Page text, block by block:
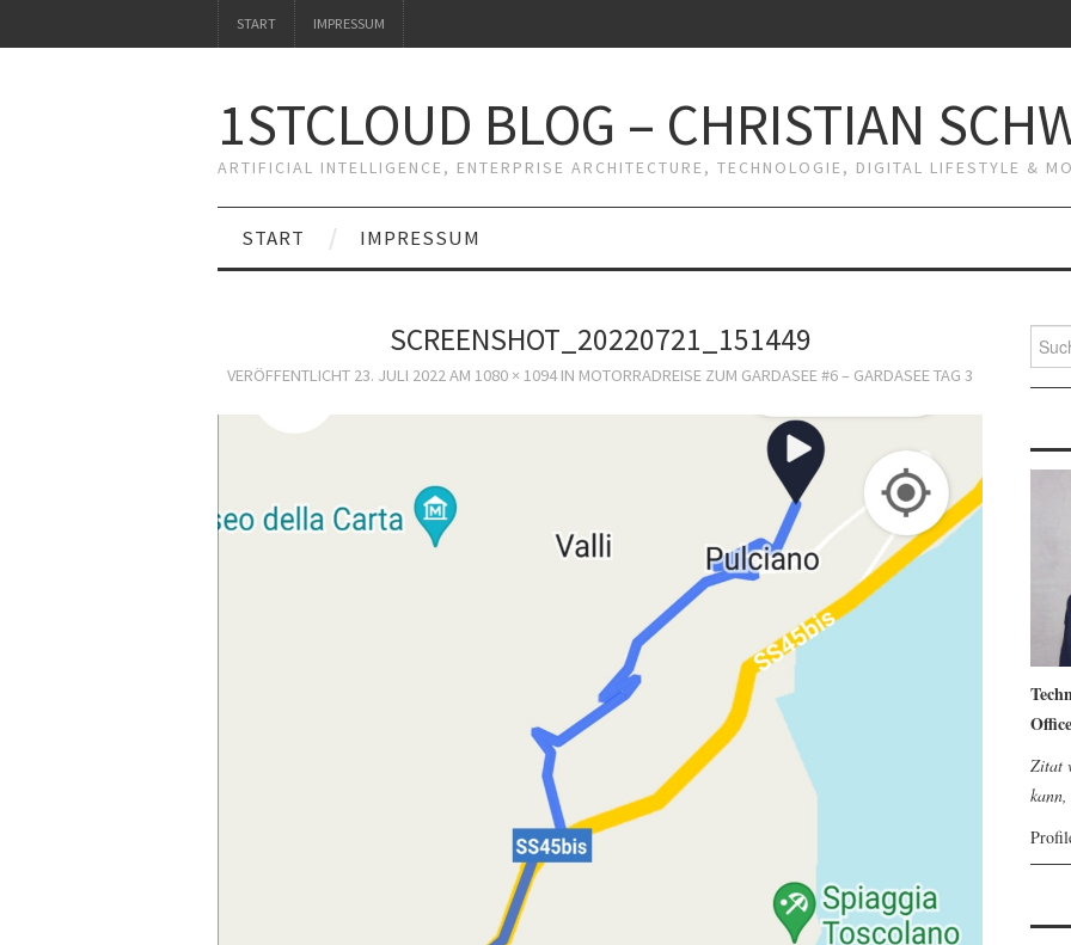
START IMPRESSUM
1STCLOUD BLOG – CHRISTIAN
ARTIFICIAL INTELLIGENCE, ENTERPRISE ARCHITECTURE, TECHNOLOGIE, DIGITAL LIFESTYLE &
START IMPRESSUM
SCREENSHOT_20220721_151449
VERÖFFENTLICHT 23. JULI 2022AM 1080 × 1094 IN MOTORRADREISE ZUM GARDASEE #6 – GARDASEE TAG 3
Suche
nach:
Office
Zitat